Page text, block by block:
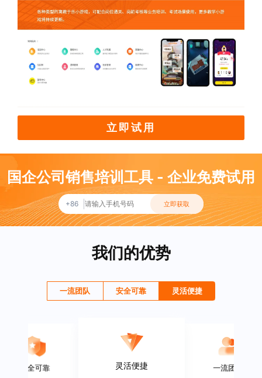
立即试用
国企公司销售培训工具 - 企业免费试用
+86 立即获取
我们的优势
一流团队 安全可靠 灵活便捷
安全可靠 灵活便捷 一流团队